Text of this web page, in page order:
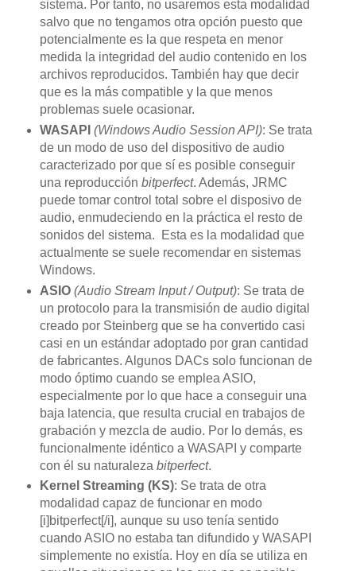
sistema. Por tanto, no usaremos esta modalidad
salvo que no tengamos otra opción puesto que
potencialmente es la que respeta en menor
medida la integridad del audio contenido en los
archivos reproducidos. También hay que decir
que es la más compatible y la que menos
problemas suele ocasionar.
WASAPI (Windows Audio Session API): Se trata
de un modo de uso del dispositivo de audio
caracterizado por que sí es posible conseguir
una reproducción bitperfect. Además, JRMC
puede tomar control total sobre el disposivo de
audio, enmudeciendo en la práctica el resto de
sonidos del sistema. Esta es la modalidad que
actualmente se suele recomendar en sistemas
Windows.
ASIO (Audio Stream Input / Output): Se trata de
un protocolo para la transmisión de audio digital
creado por Steinberg que se ha convertido casi
casi en un estándar adoptado por gran cantidad
de fabricantes. Algunos DACs solo funcionan de
modo óptimo cuando se emplea ASIO,
especialmente por lo que hace a conseguir una
baja latencia, que resulta crucial en trabajos de
grabación y mezcla de audio. Por lo demás, es
funcionalmente idéntico a WASAPI y comparte
con él su naturaleza bitperfect.
Kernel Streaming (KS): Se trata de otra
modalidad capaz de funcionar en modo
[i]bitperfect[/i], aunque su uso tenía sentido
cuando ASIO no estaba tan difundido y WASAPI
simplemente no existía. Hoy en día se utiliza en